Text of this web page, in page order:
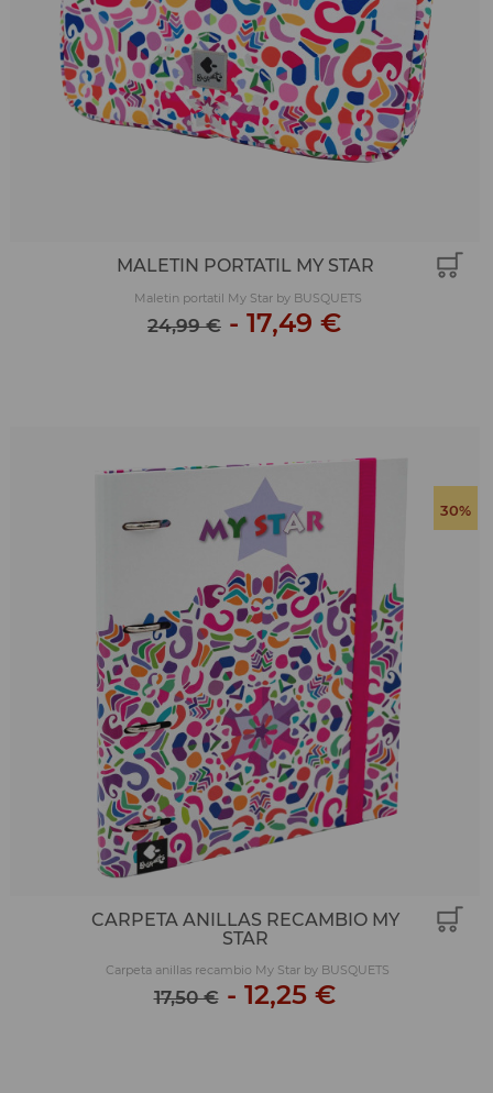
MALETIN PORTATIL MY STAR
Maletin portatil My Star by BUSQUETS
24,99 € - 17,49 €
30%
CARPETA ANILLAS RECAMBIO MY
STAR
Carpeta anillas recambio My Star by BUSQUETS
17,50 €- 12,25 €